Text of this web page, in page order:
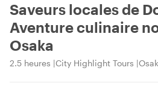
Saveurs locales de
Aventure culinaire
Osaka
2.5 heures City Highlight Tours